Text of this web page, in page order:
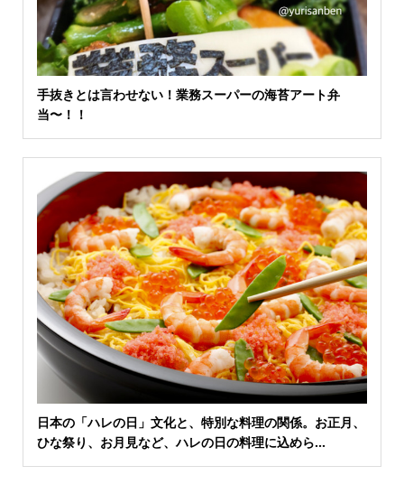
手抜きとは言わせない！業務スーパーの海苔アート弁
当〜！！
日本の「ハレの日」文化と、特別な料理の関係。お正月、
ひな祭り、お月見など、ハレの日の料理に込めら...